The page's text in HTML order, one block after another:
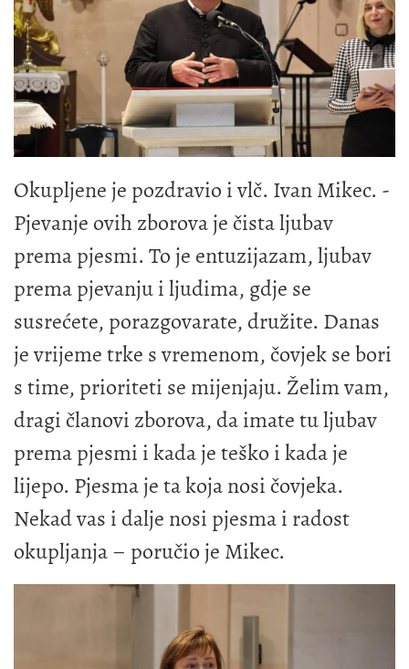
Okupljene je pozdravio i vlč. Ivan Mikec. -
Pjevanje ovih zborova je čista ljubav
prema pjesmi. To je entuzijazam, ljubav
prema pjevanju i ljudima, gdje se
susrećete, porazgovarate, družite. Danas
je vrijeme trke s vremenom, čovjek se bori
s time, prioriteti se mijenjaju. Želim vam,
dragi članovi zborova, da imate tu ljubav
prema pjesmi i kada je teško i kada je
lijepo. Pjesma je ta koja nosi čovjeka.
Nekad vas i dalje nosi pjesma i radost
okupljanja – poručio je Mikec.